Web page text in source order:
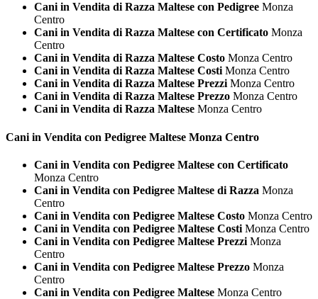
Cani in Vendita di Razza Maltese con Pedigree Monza
Centro
Cani in Vendita di Razza Maltese con Certificato Monza
Centro
Cani in Vendita di Razza Maltese Costo Monza Centro
Cani in Vendita di Razza Maltese CostiMonza Centro
Cani in Vendita di Razza Maltese PrezziMonza Centro
Cani in Vendita di Razza Maltese Prezzo Monza Centro
Cani in Vendita di Razza Maltese Monza Centro
Cani in Vendita con Pedigree Maltese Monza Centro
Cani in Vendita con Pedigree Maltese con Certificato
Monza Centro
Cani in Vendita con Pedigree Maltese di Razza Monza
Centro
Cani in Vendita con Pedigree Maltese Costo Monza Centro
Cani in Vendita con Pedigree Maltese Costi Monza Centro
Cani in Vendita con Pedigree Maltese Prezzi Monza
Centro
Cani in Vendita con Pedigree Maltese Prezzo Monza
Centro
Cani in Vendita con Pedigree Maltese Monza Centro